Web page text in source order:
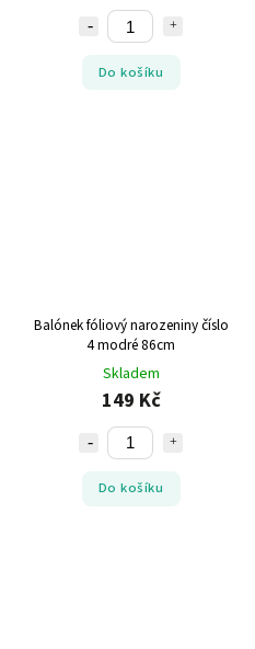
Do košíku
Balónek fóliový narozeniny číslo
4 modré 86cm
Skladem
149 Kč
Do košíku